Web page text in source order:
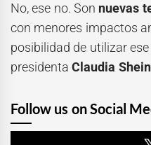
No, ese no. Son nuevas
con menores impactos
posibilidad de utilizar ese
presidentaClaudia
Follow us on Social